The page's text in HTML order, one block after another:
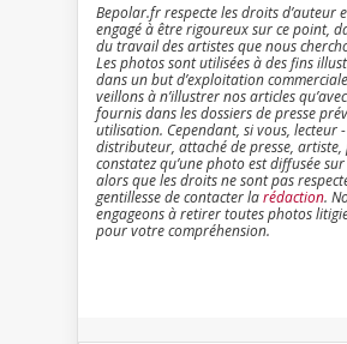
Bepolar.fr respecte les droits d’auteur
engagé à être rigoureux sur ce point,
du travail des artistes que nous
Les photos sont utilisées à des fins
dans un but d’exploitation
veillons à n’illustrer nos articles
fournis dans les dossiers de presse
utilisation. Cependant, si vous, lecteur
distributeur, attaché de presse,
constatez qu’une photo est diffusée
alors que les droits ne sont pas
gentillesse de contacter larédaction.
engageons à retirer toutes photos
pour votre compréhension.